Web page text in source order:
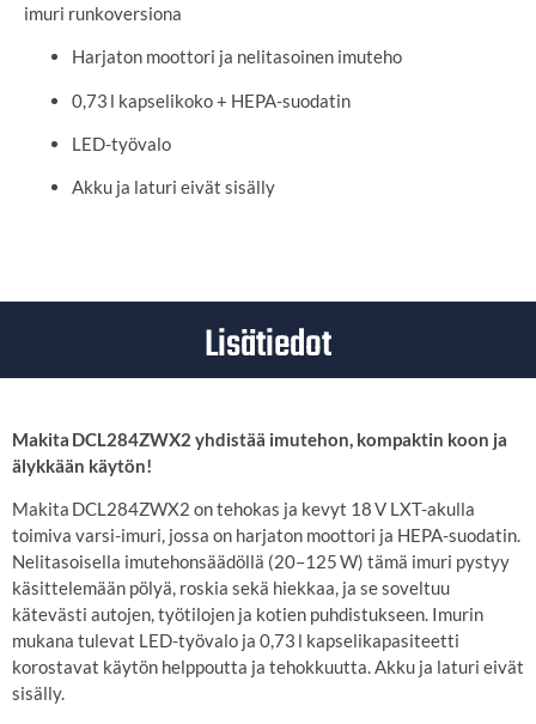
imuri runkoversiona
Harjaton moottori ja nelitasoinen imuteho
0,73 l kapselikoko + HEPA-suodatin
LED-työvalo
Akku ja laturi eivät sisälly
Lisätiedot
Makita DCL284ZWX2 yhdistää imutehon, kompaktin koon ja
älykkään käytön!
Makita DCL284ZWX2 on tehokas ja kevyt 18 V LXT-akulla
toimiva varsi-imuri, jossa on harjaton moottori ja HEPA-suodatin.
Nelitasoisella imutehonsäädöllä (20–125 W) tämä imuri pystyy
käsittelemään pölyä, roskia sekä hiekkaa, ja se soveltuu
kätevästi autojen, työtilojen ja kotien puhdistukseen. Imurin
mukana tulevat LED-työvalo ja 0,73 l kapselikapasiteetti
korostavat käytön helppoutta ja tehokkuutta. Akku ja laturi eivät
sisälly.